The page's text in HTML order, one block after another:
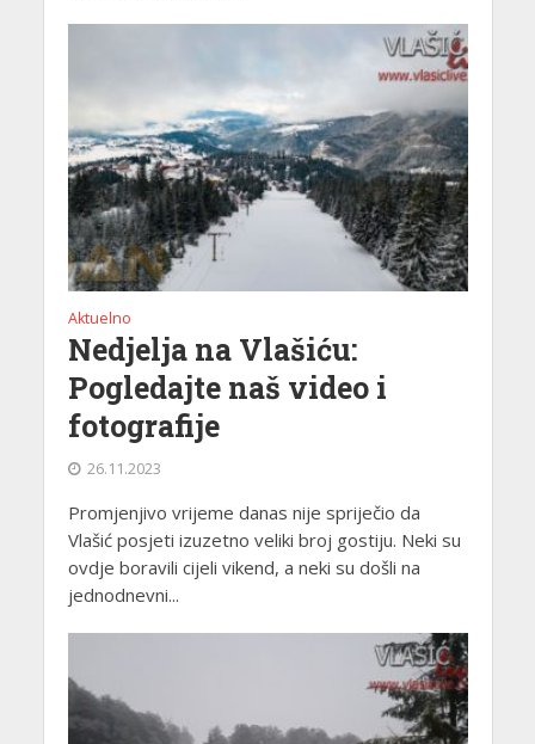
Aktuelno
Nedjelja na Vlašiću:
Pogledajte naš video i
fotografije
26.11.2023
Promjenjivo vrijeme danas nije spriječio da
Vlašić posjeti izuzetno veliki broj gostiju. Neki su
ovdje boravili cijeli vikend, a neki su došli na
jednodnevni...